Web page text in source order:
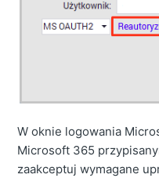
W oknie logowania
Microsoft 365
zaakceptuj wymagane